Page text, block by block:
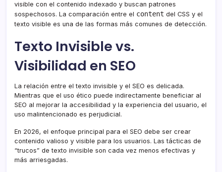
visible con el contenido indexado y buscan patrones
sospechosos. La comparación entre el content del CSS y el
texto visible es una de las formas más comunes de detección.
Texto Invisible vs.
Visibilidad en SEO
La relación entre el texto invisible y el SEO es delicada.
Mientras que el uso ético puede indirectamente beneficiar al
SEO al mejorar la accesibilidad y la experiencia del usuario, el
uso malintencionado es perjudicial.
En 2026, el enfoque principal para el SEO debe ser crear
contenido valioso y visible para los usuarios. Las tácticas de
“trucos” de texto invisible son cada vez menos efectivas y
más arriesgadas.